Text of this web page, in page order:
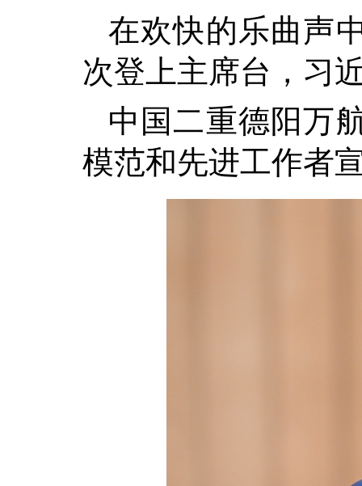
在欢快的乐曲声
次登上主席台，习
中国二重德阳万
模范和先进工作者